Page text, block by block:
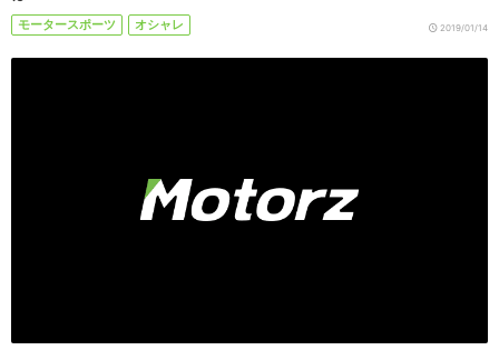
モータースポーツ オシャレ 2019/01/14